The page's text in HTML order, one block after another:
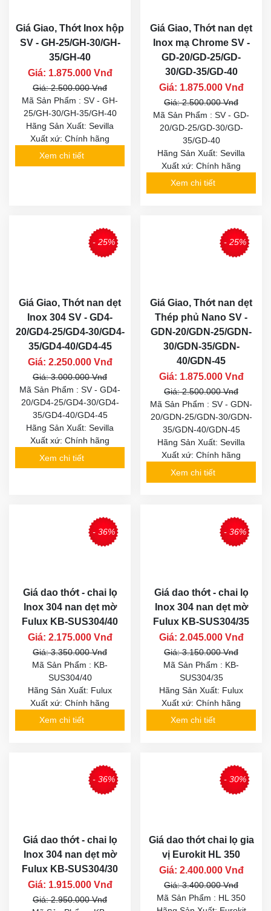
Giá Giao, Thớt Inox hộp
SV - GH-25/GH-30/GH-
35/GH-40
Giá: 1.875.000 Vnđ
Giá: 2.500.000 Vnđ
Mã Sản Phẩm : SV - GH-
25/GH-30/GH-35/GH-40
Hãng Sản Xuất: Sevilla
Xuất xứ: Chính hãng
Xem chi tiết
Giá Giao, Thớt nan dẹt
Inox mạ Chrome SV -
GD-20/GD-25/GD-
30/GD-35/GD-40
Giá: 1.875.000 Vnđ
Giá: 2.500.000 Vnđ
Mã Sản Phẩm : SV - GD-
20/GD-25/GD-30/GD-
35/GD-40
Hãng Sản Xuất: Sevilla
Xuất xứ: Chính hãng
Xem chi tiết
- 25%
Giá Giao, Thớt nan dẹt
Inox 304 SV - GD4-
20/GD4-25/GD4-30/GD4-
35/GD4-40/GD4-45
Giá: 2.250.000 Vnđ
Giá: 3.000.000 Vnđ
Mã Sản Phẩm : SV - GD4-
20/GD4-25/GD4-30/GD4-
35/GD4-40/GD4-45
Hãng Sản Xuất: Sevilla
Xuất xứ: Chính hãng
Xem chi tiết
- 25%
Giá Giao, Thớt nan dẹt
Thép phủ Nano SV -
GDN-20/GDN-25/GDN-
30/GDN-35/GDN-
40/GDN-45
Giá: 1.875.000 Vnđ
Giá: 2.500.000 Vnđ
Mã Sản Phẩm : SV - GDN-
20/GDN-25/GDN-30/GDN-
35/GDN-40/GDN-45
Hãng Sản Xuất: Sevilla
Xuất xứ: Chính hãng
Xem chi tiết
- 36%
Giá dao thớt - chai lọ
Inox 304 nan dẹt mờ
Fulux KB-SUS304/40
Giá: 2.175.000 Vnđ
Giá: 3.350.000 Vnđ
Mã Sản Phẩm : KB-
SUS304/40
Hãng Sản Xuất: Fulux
Xuất xứ: Chính hãng
Xem chi tiết
- 36%
Giá dao thớt - chai lọ
Inox 304 nan dẹt mờ
Fulux KB-SUS304/35
Giá: 2.045.000 Vnđ
Giá: 3.150.000 Vnđ
Mã Sản Phẩm : KB-
SUS304/35
Hãng Sản Xuất: Fulux
Xuất xứ: Chính hãng
Xem chi tiết
- 36%
Giá dao thớt - chai lọ
Inox 304 nan dẹt mờ
Fulux KB-SUS304/30
Giá: 1.915.000 Vnđ
Giá: 2.950.000 Vnđ
- 30%
Giá dao thớt chai lọ gia
vị Eurokit HL 350
Giá: 2.400.000 Vnđ
Giá: 3.400.000 Vnđ
Mã Sản Phẩm : HL 350